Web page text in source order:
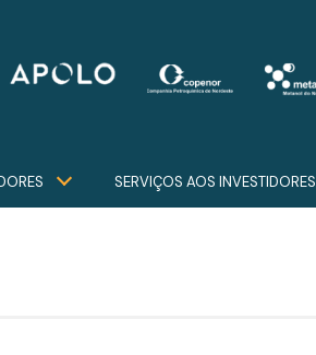
SERVIÇOS AOS INVESTIDORES